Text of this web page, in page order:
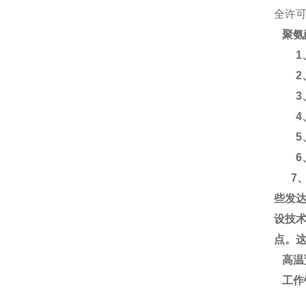
全许
聚
1、
2、
3、
4、
5、
6、
7、
些发
设技
点。
高温
工作